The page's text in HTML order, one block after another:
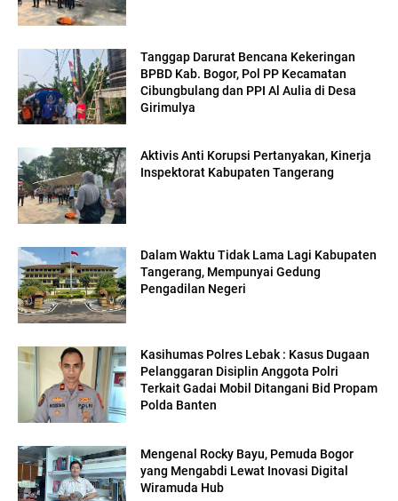
Tanggap Darurat Bencana Kekeringan
BPBD Kab. Bogor, Pol PP Kecamatan
Cibungbulang dan PPI Al Aulia di Desa
Girimulya
Aktivis Anti Korupsi Pertanyakan, Kinerja
Inspektorat Kabupaten Tangerang
Dalam Waktu Tidak Lama Lagi Kabupaten
Tangerang, Mempunyai Gedung
Pengadilan Negeri
Kasihumas Polres Lebak : Kasus Dugaan
Pelanggaran Disiplin Anggota Polri
Terkait Gadai Mobil Ditangani Bid Propam
Polda Banten
Mengenal Rocky Bayu, Pemuda Bogor
yang Mengabdi Lewat Inovasi Digital
Wiramuda Hub